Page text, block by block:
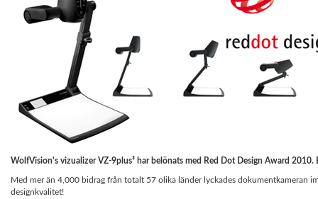
WolfVision's vizualizer VZ-9plus³ har belönats med Red Dot Design Award
Med mer än 4,000 bidrag från totalt 57 olika länder lyckades dokumentkameran
designkvalitet!